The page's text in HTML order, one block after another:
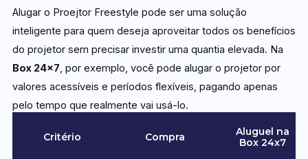
Alugar o Proejtor Freestyle pode ser uma solução
inteligente para quem deseja aproveitar todos os benefícios
do projetor sem precisar investir uma quantia elevada. Na
Box 24×7, por exemplo, você pode alugar o projetor por
valores acessíveis e períodos flexíveis, pagando apenas
pelo tempo que realmente vai usá-lo.
Critério Compra
Aluguel na
Box 24x7